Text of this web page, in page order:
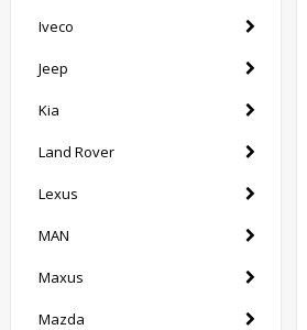
Iveco
Jeep
Kia
Land Rover
Lexus
MAN
Maxus
Mazda